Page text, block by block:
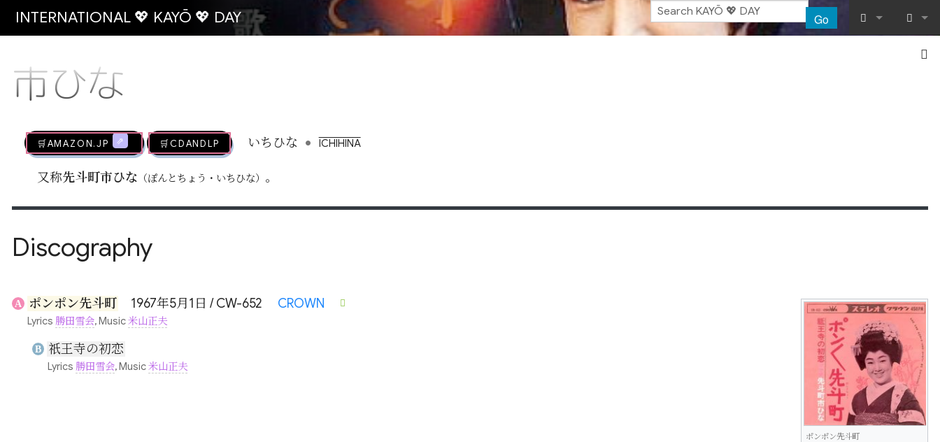
INTERNATIONAL 💖 KAYŌ 💖 DAY Go
What links
Help
Log in
市ひな
🛒AMAZON.jp 🛒CDandLP いちひな • ICHIHINA
又称先斗町市ひな （ぽんとちょう・いちひな） 。
Discography
A ポンポン先斗町 1967年5月1日 / CW-652 CROWN
Lyrics 勝田雪会, Music米山正夫
B 祇王寺の初恋
Lyrics 勝田雪会, Music米山正夫
ポンポン先斗町